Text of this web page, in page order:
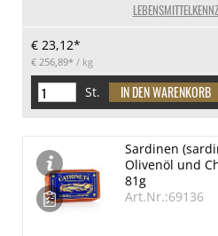
€ 23,12*
€ 256,89* / kg
St.
Sardinen
Olivenöl und
81g
Art.Nr.:69136